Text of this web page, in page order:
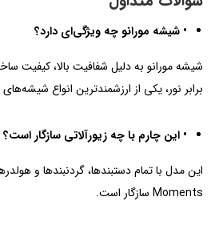
• شیشه مورانو چه ویژگی‌ای دارد؟
شیشه مورانو به دلیل شفافیت بالا، کیفیت
برابر نور، یکی از ارزشمندترین انواع
• این چارم با چه زیورآلاتی سازگار است؟
Moments سازگار است.